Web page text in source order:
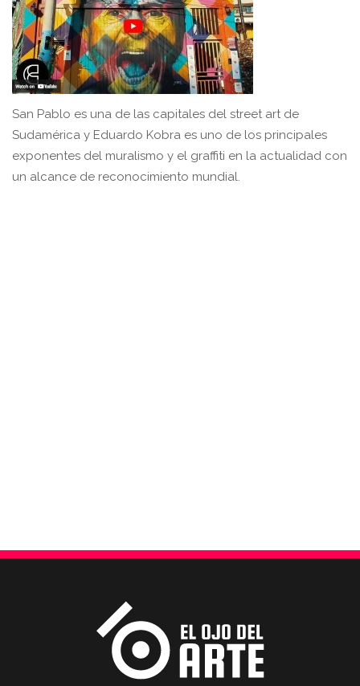
San Pablo es una de las capitales del street art de
Sudamérica y Eduardo Kobra es uno de los principales
exponentes del muralismo y el graffiti en la actualidad con
un alcance de reconocimiento mundial.